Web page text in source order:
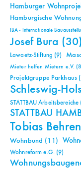
Hamburger
Hamburgische
IBA - Internationale
Josef Bura (30)
Lawaetz-Stiftung (9)
Mieter helfen Mietern e.V.
Projektgruppe Parkhaus
Schleswig-
STATTBAU Arbeitsbereiche
STATTBAU
Tobias
Wohnbund (11)
Wohnreform e.G.(9)